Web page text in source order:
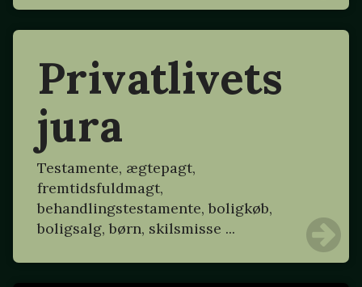
Privatlivets
jura
Testamente, ægtepagt,
fremtidsfuldmagt,
behandlingstestamente, boligkøb,
boligsalg, børn, skilsmisse ...